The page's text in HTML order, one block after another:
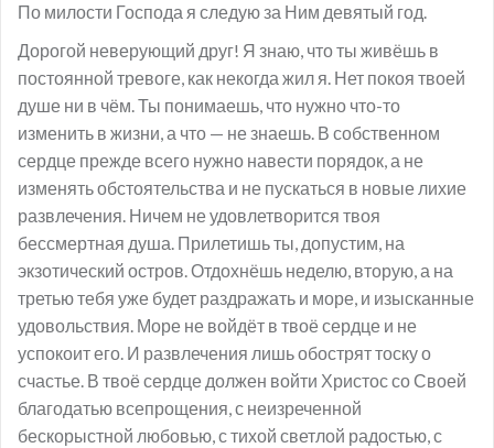
По милости Господа я следую за Ним девятый год.
Дорогой неверующий друг! Я знаю, что ты живёшь в
постоянной тревоге, как некогда жил я. Нет покоя твоей
душе ни в чём. Ты понимаешь, что нужно что-то
изменить в жизни, а что — не знаешь. В собственном
сердце прежде всего нужно навести порядок, а не
изменять обстоятельства и не пускаться в новые лихие
развлечения. Ничем не удовлетворится твоя
бессмертная душа. Прилетишь ты, допустим, на
экзотический остров. Отдохнёшь неделю, вторую, а на
третью тебя уже будет раздражать и море, и изысканные
удовольствия. Море не войдёт в твоё сердце и не
успокоит его. И развлечения лишь обострят тоску о
счастье. В твоё сердце должен войти Христос со Своей
благодатью всепрощения, с неизреченной
бескорыстной любовью, с тихой светлой радостью, с